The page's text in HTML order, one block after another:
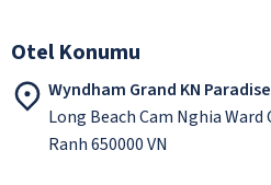
Otel Konumu
Wyndham Grand KN
Long Beach Cam Nghia
Ranh 650000 VN